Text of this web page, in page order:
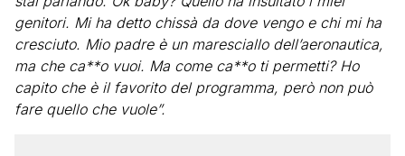
genitori. Mi ha detto chissà da dove vengo e chi mi ha
cresciuto. Mio padre è un maresciallo dell’aeronautica,
ma che ca**o vuoi. Ma come ca**o ti permetti? Ho
capito che è il favorito del programma, però non può
fare quello che vuole”.